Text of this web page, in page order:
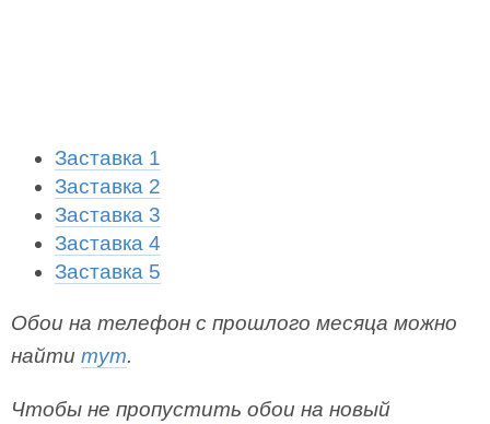
Заставка 1
Заставка 2
Заставка 3
Заставка 4
Заставка 5
Обои на телефон с прошлого месяца можно
найти тут.
Чтобы не пропустить обои на новый